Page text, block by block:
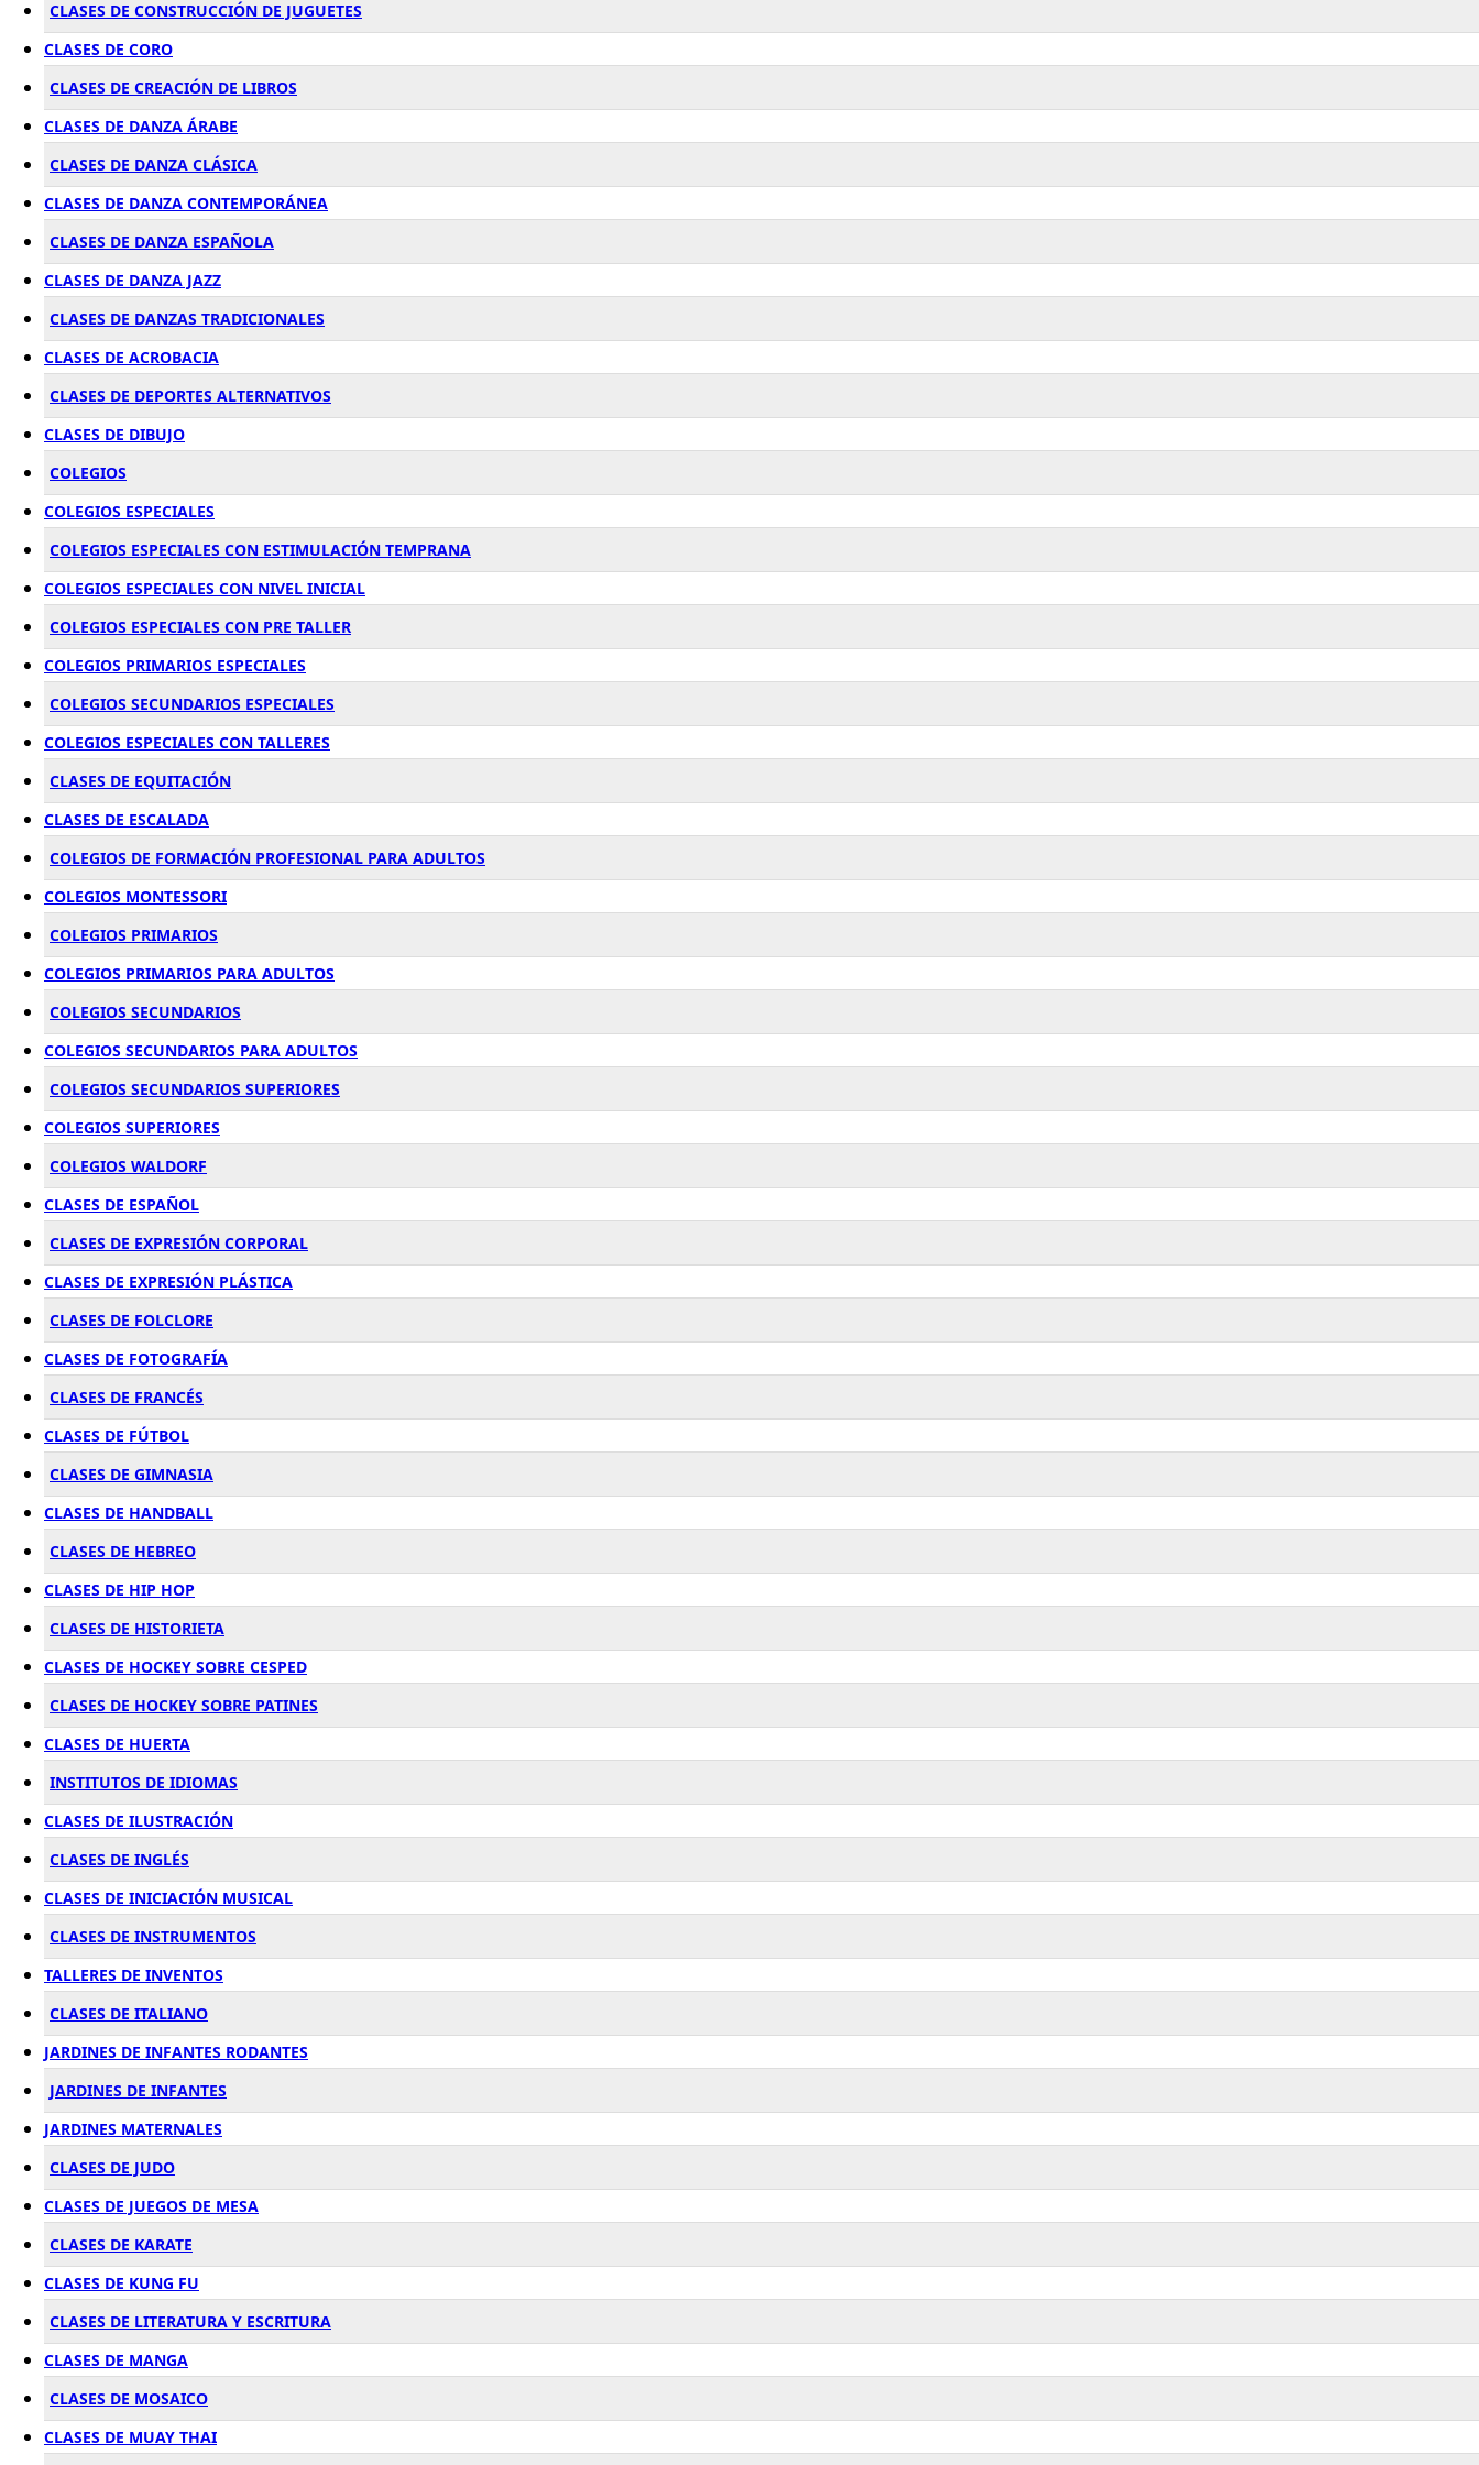
CLASES DE CONSTRUCCIÓN DE JUGUETES
CLASES DE CORO
CLASES DE CREACIÓN DE LIBROS
CLASES DE DANZA ÁRABE
CLASES DE DANZA CLÁSICA
CLASES DE DANZA CONTEMPORÁNEA
CLASES DE DANZA ESPAÑOLA
CLASES DE DANZA JAZZ
CLASES DE DANZAS TRADICIONALES
CLASES DE ACROBACIA
CLASES DE DEPORTES ALTERNATIVOS
CLASES DE DIBUJO
COLEGIOS
COLEGIOS ESPECIALES
COLEGIOS ESPECIALES CON ESTIMULACIÓN TEMPRANA
COLEGIOS ESPECIALES CON NIVEL INICIAL
COLEGIOS ESPECIALES CON PRE TALLER
COLEGIOS PRIMARIOS ESPECIALES
COLEGIOS SECUNDARIOS ESPECIALES
COLEGIOS ESPECIALES CON TALLERES
CLASES DE EQUITACIÓN
CLASES DE ESCALADA
COLEGIOS DE FORMACIÓN PROFESIONAL PARA ADULTOS
COLEGIOS MONTESSORI
COLEGIOS PRIMARIOS
COLEGIOS PRIMARIOS PARA ADULTOS
COLEGIOS SECUNDARIOS
COLEGIOS SECUNDARIOS PARA ADULTOS
COLEGIOS SECUNDARIOS SUPERIORES
COLEGIOS SUPERIORES
COLEGIOS WALDORF
CLASES DE ESPAÑOL
CLASES DE EXPRESIÓN CORPORAL
CLASES DE EXPRESIÓN PLÁSTICA
CLASES DE FOLCLORE
CLASES DE FOTOGRAFÍA
CLASES DE FRANCÉS
CLASES DE FÚTBOL
CLASES DE GIMNASIA
CLASES DE HANDBALL
CLASES DE HEBREO
CLASES DE HIP HOP
CLASES DE HISTORIETA
CLASES DE HOCKEY SOBRE CESPED
CLASES DE HOCKEY SOBRE PATINES
CLASES DE HUERTA
INSTITUTOS DE IDIOMAS
CLASES DE ILUSTRACIÓN
CLASES DE INGLÉS
CLASES DE INICIACIÓN MUSICAL
CLASES DE INSTRUMENTOS
TALLERES DE INVENTOS
CLASES DE ITALIANO
JARDINES DE INFANTES RODANTES
JARDINES DE INFANTES
JARDINES MATERNALES
CLASES DE JUDO
CLASES DE JUEGOS DE MESA
CLASES DE KARATE
CLASES DE KUNG FU
CLASES DE LITERATURA Y ESCRITURA
CLASES DE MANGA
CLASES DE MOSAICO
CLASES DE MUAY THAI